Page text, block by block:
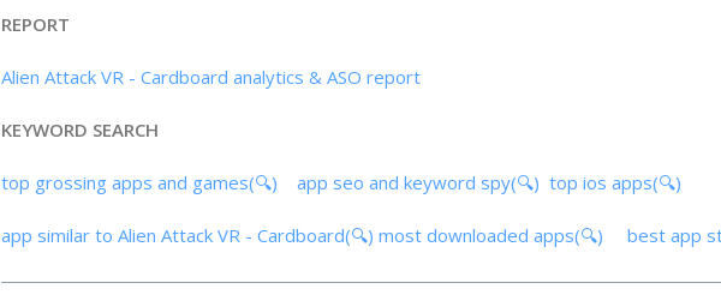
REPORT
Alien Attack VR - Cardboard analytics & ASO report
KEYWORD SEARCH
top grossing apps and games(🔍) app seo and keyword spy(🔍) top ios apps(🔍)
app similar to Alien Attack VR - Cardboard(🔍) most downloaded apps(🔍) best app